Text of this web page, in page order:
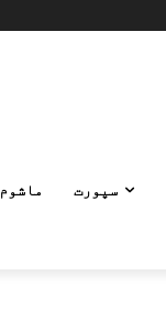
سپورت ماشوم